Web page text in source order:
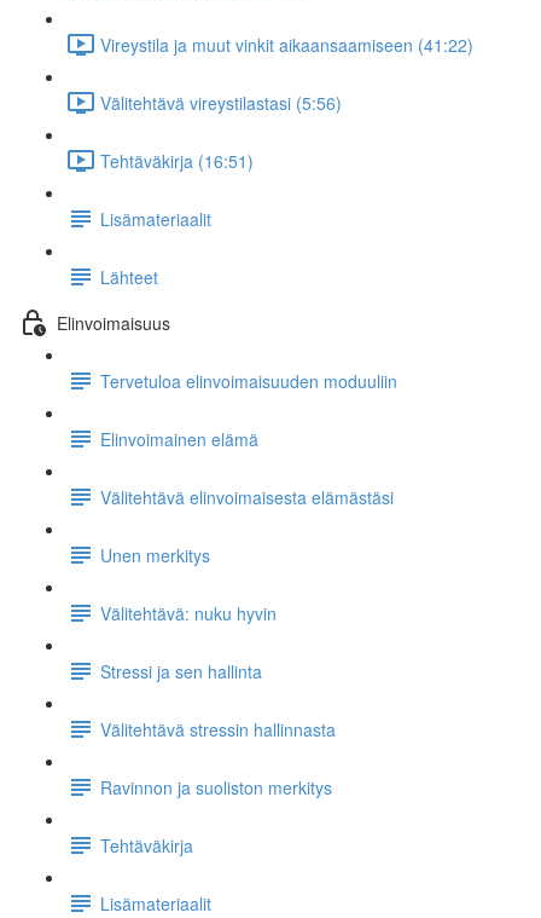
Vireystila ja muut vinkit aikaansaamiseen (41:22)
Välitehtävä vireystilastasi (5:56)
Tehtäväkirja (16:51)
Lisämateriaalit
Lähteet
Elinvoimaisuus
Tervetuloa elinvoimaisuuden moduuliin
Elinvoimainen elämä
Välitehtävä elinvoimaisesta elämästäsi
Unen merkitys
Välitehtävä: nuku hyvin
Stressi ja sen hallinta
Välitehtävä stressin hallinnasta
Ravinnon ja suoliston merkitys
Tehtäväkirja
Lisämateriaalit